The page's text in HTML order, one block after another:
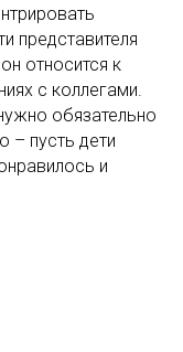
представителя
относится к
с коллегами.
обязательно
– пусть дети
и